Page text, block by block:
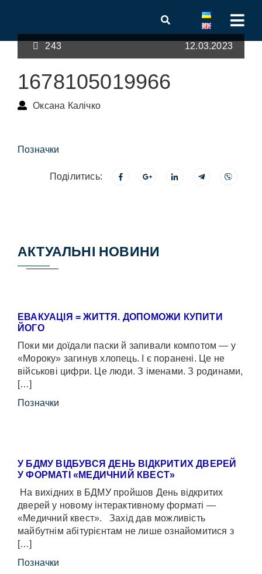
243 12.03.2023
1678105019966
Оксана Калічко
Позначки
Поділитись:
АКТУАЛЬНІ НОВИНИ
ЕВАКУАЦІЯ = ЖИТТЯ. ДОПОМОЖИ КУПИТИ
ЙОГО
Поки ми доїдали паски й запивали компотом — у
«Мороку» загинув хлопець. І є поранені. Це не
військові цифри. Це люди. З іменами. З родинами,
[…]
Позначки
У БДМУ ВІДБУВСЯ ДЕНЬ ВІДКРИТИХ ДВЕРЕЙ
У ФОРМАТІ «МЕДИЧНИЙ КВЕСТ»
На вихідних в БДМУ пройшов День відкритих
дверей у новому інтерактивному форматі —
«Медичний квест». Захід дав можливість
майбутнім абітурієнтам не лише ознайомитися з
[…]
Позначки